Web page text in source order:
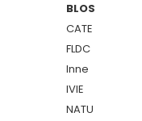
BLOS
CATE
FLDC
Inne
IVIE
NATU